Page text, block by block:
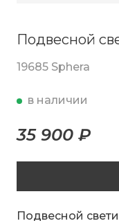
Подвесной
19685 Sphera
в наличии
35 900 ₽
Подвесной